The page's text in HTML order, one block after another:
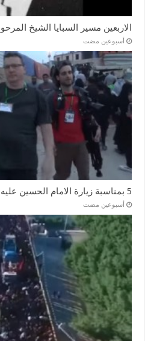
الاربعين مسير السبايا الشيخ
‏أسبوعين مضت
5 بمناسبة زيارة الامام الحسين عليه السلام زيارة الاربعين فيديو
‏أسبوعين مضت